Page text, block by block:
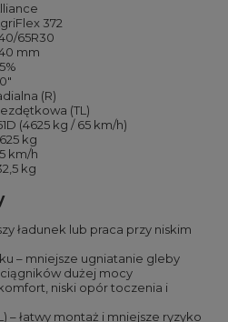
372
65R30
mm
(R)
(TL)
(4625 kg / 65 km/h)
kg
km/h
kg
ładunek lub praca przy niskim
– mniejsze ugniatanie gleby
dużej mocy
niski opór toczenia i
– łatwy montaż i mniejsze ryzyko